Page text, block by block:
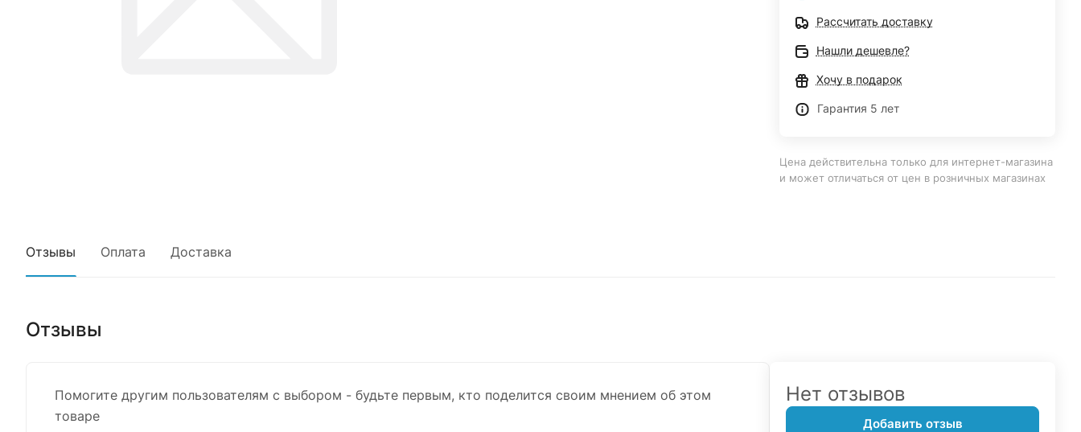
Рассчитать доставку
Нашли дешевле?
Хочу в подарок
Гарантия 5 лет
Цена действительна только для интернет-магазина
и может отличаться от цен в розничных магазинах
Отзывы Оплата Доставка
Отзывы
Помогите другим пользователям с выбором - будьте первым, кто поделится своим мнением об этом
товаре
Нет отзывов
Добавить отзыв